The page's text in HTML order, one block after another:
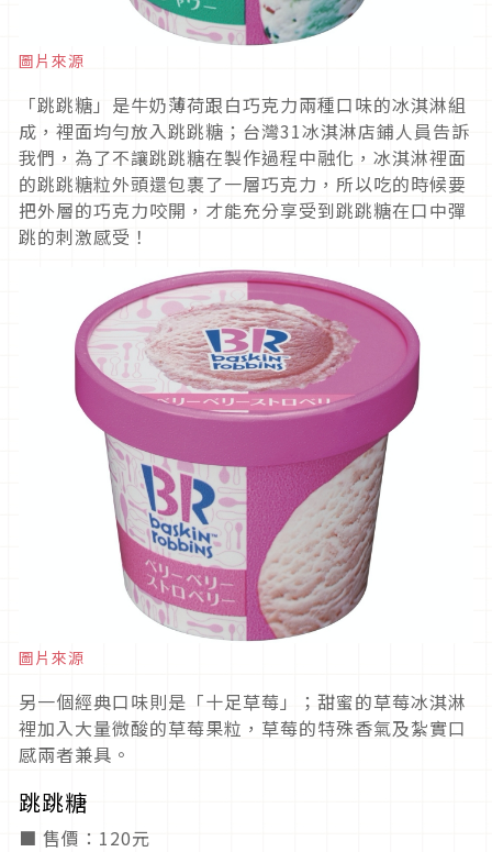
圖片來源
「跳跳糖」是牛奶薄荷跟白巧克力兩種口味的冰淇淋組
成，裡面均勻放入跳跳糖；台灣31冰淇淋店鋪人員告訴
我們，為了不讓跳跳糖在製作過程中融化，冰淇淋裡面
的跳跳糖粒外頭還包裹了一層巧克力，所以吃的時候要
把外層的巧克力咬開，才能充分享受到跳跳糖在口中彈
跳的刺激感受！
圖片來源
另一個經典口味則是「十足草莓」；甜蜜的草莓冰淇淋
裡加入大量微酸的草莓果粒，草莓的特殊香氣及紮實口
感兩者兼具。
跳跳糖
■ 售價：120元